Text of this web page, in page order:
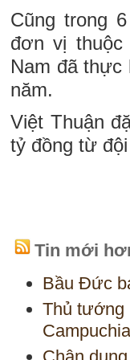
Cũng trong
đơn vị thuộc
Nam đã thực
năm.
Việt Thuận
tỷ đồng từ
Tin mới
Bầu Đức
Thủ tướng
Campuchia